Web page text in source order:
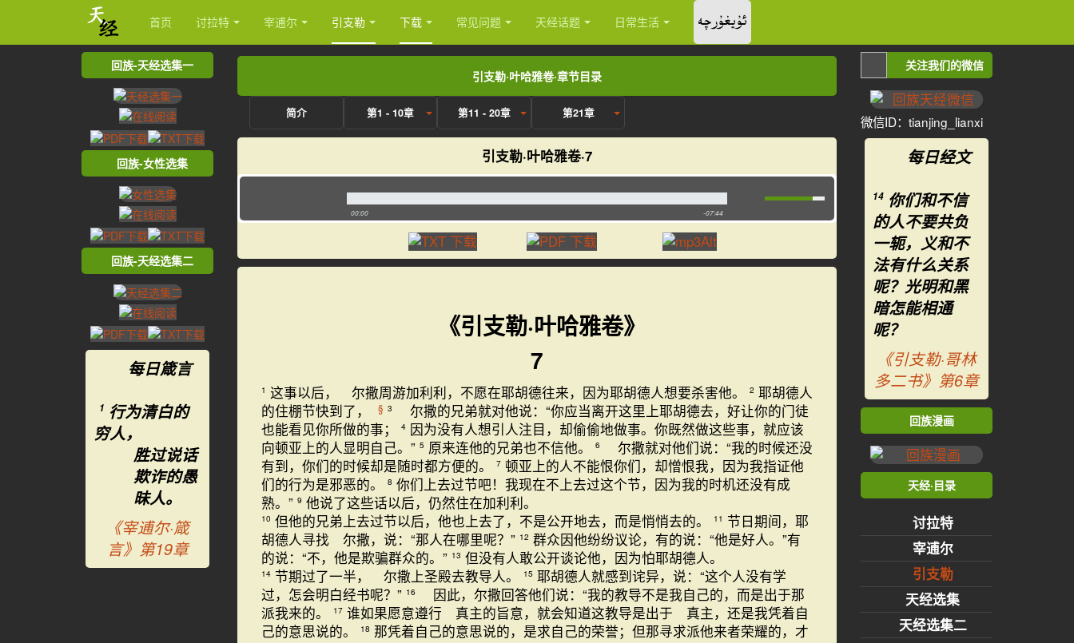
首页 讨拉特 宰逋尔 引支勒 下载 常见问题 天经话题 日常生活 ئۇيغۇرچە
引支勒·叶哈雅卷·章节目录
简介 第1 - 10章 第11 - 20章 第21章
引支勒·叶哈雅卷·7
00:00 -07:44
《引支勒·叶哈雅卷》
7
1 这事以后， 尔撒周游加利利，不愿在耶胡德往来，因为耶胡德人想要杀害他。 2 耶胡德人
的住棚节快到了，
§ 3
尔撒的兄弟就对他说：“你应当离开这里上耶胡德去，好让你的门徒
也能看见你所做的事；
4 因为没有人想引人注目，却偷偷地做事。你既然做这些事，就应该
向顿亚上的人显明自己。” 5 原来连他的兄弟也不信他。 6
尔撒就对他们说：“我的时候还没
有到，你们的时候却是随时都方便的。
7 顿亚上的人不能恨你们，却憎恨我，因为我指证他
们的行为是邪恶的。
8 你们上去过节吧！我现在不上去过这个节，因为我的时机还没有成
熟。” 9 他说了这些话以后，仍然住在加利利。
10 但他的兄弟上去过节以后，他也上去了，不是公开地去，而是悄悄去的。 11 节日期间，耶
胡德人寻找 尔撒，说：“那人在哪里呢？” 12 群众因他纷纷议论，有的说：“他是好人。”有
的说：“不，他是欺骗群众的。” 13 但没有人敢公开谈论他，因为怕耶胡德人。
14 节期过了一半， 尔撒上圣殿去教导人。 15 耶胡德人就感到诧异，说：“这个人没有学
过，怎会明白经书呢？” 16
因此，尔撒回答他们说：“我的教导不是我自己的，而是出于那
派我来的。
17 谁如果愿意遵行 真主的旨意，就会知道这教导是出于 真主，还是我凭着自
己的意思说的。
18 那凭着自己的意思说的，是求自己的荣誉；但那寻求派他来者荣耀的，才
回族-天经选集一
回族-女性选集
回族-天经选集二
每日箴言
1 行为清白的
穷人，
胜过说话
欺诈的愚
昧人。
《宰逋尔·箴
言》第19章
关注我们的微信
微信ID：tianjing_lianxi
每日经文
14 你们和不信
的人不要共负
一轭，义和不
法有什么关系
呢？光明和黑
暗怎能相通
呢？
《引支勒·哥林
多二书》第6章
回族漫画
天经·目录
讨拉特
宰逋尔
引支勒
天经选集
天经选集二